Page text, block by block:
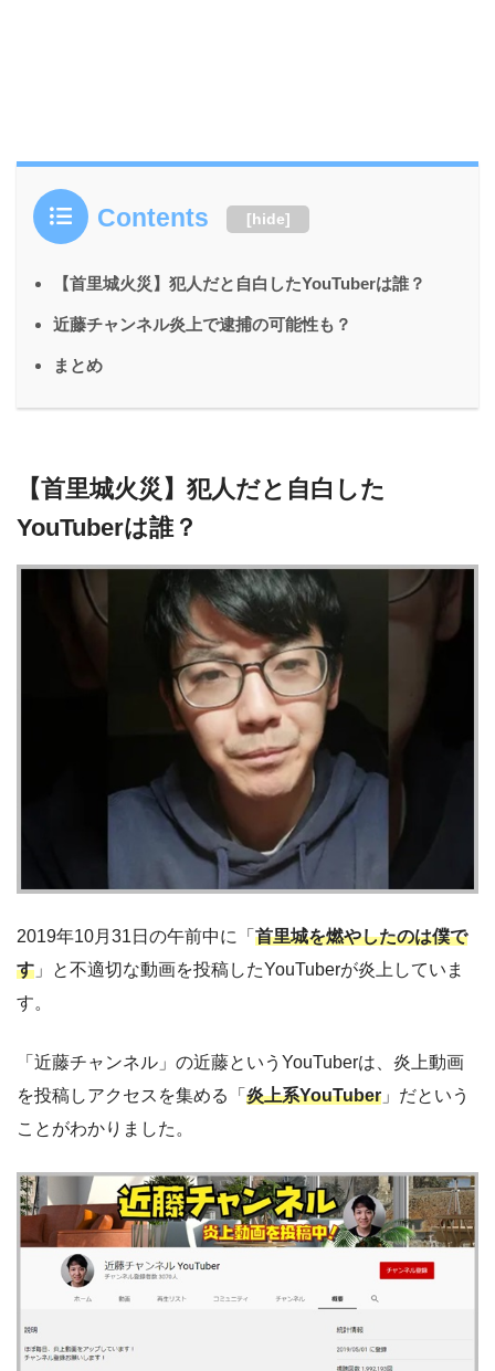
Contents [hide]
【首里城火災】犯人だと自白したYouTuberは誰？
近藤チャンネル炎上で逮捕の可能性も？
まとめ
【首里城火災】犯人だと自白した
YouTuberは誰？
2019年10月31日の午前中に「 首里城を燃やしたのは僕で
す 」と不適切な動画を投稿したYouTuberが炎上していま
す。
「近藤チャンネル」の近藤というYouTuberは、炎上動画
を投稿しアクセスを集める「 炎上系YouTuber 」だという
ことがわかりました。